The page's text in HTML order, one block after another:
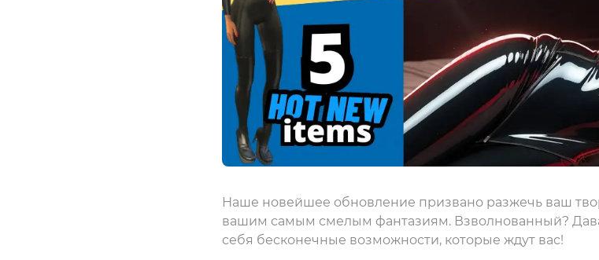
Наше новейшее обновление призвано разжечь ваш
вашим самым смелым фантазиям. Взволнованный?
себя бесконечные возможности, которые ждут вас!